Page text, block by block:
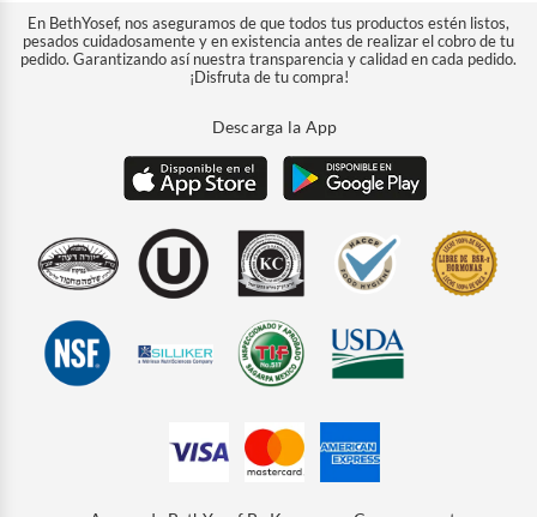
En BethYosef, nos aseguramos de que todos tus productos estén listos,
pesados cuidadosamente y en existencia antes de realizar el cobro de tu
pedido. Garantizando así nuestra transparencia y calidad en cada pedido.
¡Disfruta de tu compra!
Descarga la App